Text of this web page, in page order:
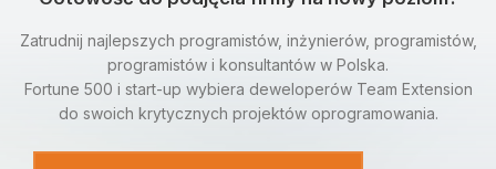
Zatrudnij najlepszych programistów, inżynierów, programistów,
programistów i konsultantów w Polska.
Fortune 500 i start-up wybiera deweloperów Team Extension
do swoich krytycznych projektów oprogramowania.